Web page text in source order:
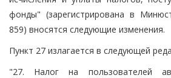
фонды" (зарегистрирована в
859) вносятся следующие изменения.
Пункт 27 излагается в следующей
"27. Налог на пользователей